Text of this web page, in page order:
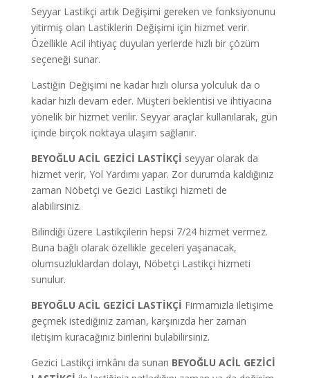
Seyyar Lastikçi artık Değişimi gereken ve fonksiyonunu
yitirmiş olan Lastiklerin Değişimi için hizmet verir.
Özellikle Acil ihtiyaç duyulan yerlerde hızlı bir çözüm
seçeneği sunar.
Lastiğin Değişimi ne kadar hızlı olursa yolculuk da o
kadar hızlı devam eder. Müşteri beklentisi ve ihtiyacına
yönelik bir hizmet verilir. Seyyar araçlar kullanılarak, gün
içinde birçok noktaya ulaşım sağlanır.
BEYOĞLU ACİL GEZİCİ LASTİKÇİ seyyar olarak da
hizmet verir, Yol Yardımı yapar. Zor durumda kaldığınız
zaman Nöbetçi ve Gezici Lastikçi hizmeti de
alabilirsiniz.
Bilindiği üzere Lastikçilerin hepsi 7/24 hizmet vermez.
Buna bağlı olarak özellikle geceleri yaşanacak,
olumsuzluklardan dolayı, Nöbetçi Lastikçi hizmeti
sunulur.
BEYOĞLU ACİL GEZİCİ LASTİKÇİ Firmamızla iletişime
geçmek istediğiniz zaman, karşınızda her zaman
iletişim kuracağınız birilerini bulabilirsiniz.
Gezici Lastikçi imkânı da sunan BEYOĞLU ACİL GEZİCİ